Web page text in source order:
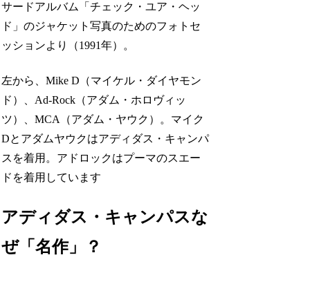
サードアルバム「チェック・ユア・ヘッ
ド」のジャケット写真のためのフォトセ
ッションより（1991年）。
左から、Mike D（マイケル・ダイヤモン
ド）、Ad-Rock（アダム・ホロヴィッ
ツ）、MCA（アダム・ヤウク）。マイク
Dとアダムヤウクはアディダス・キャンパ
スを着用。アドロックはプーマのスエー
ドを着用しています
アディダス・キャンパスな
ぜ「名作」？